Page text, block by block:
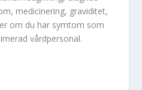
medicinering, graviditet,
om du har symtom som
vårdpersonal.